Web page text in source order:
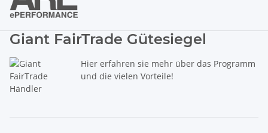
Giant FairTrade Gütesiegel
Hier erfahren sie mehr über das Programm
und die vielen Vorteile!